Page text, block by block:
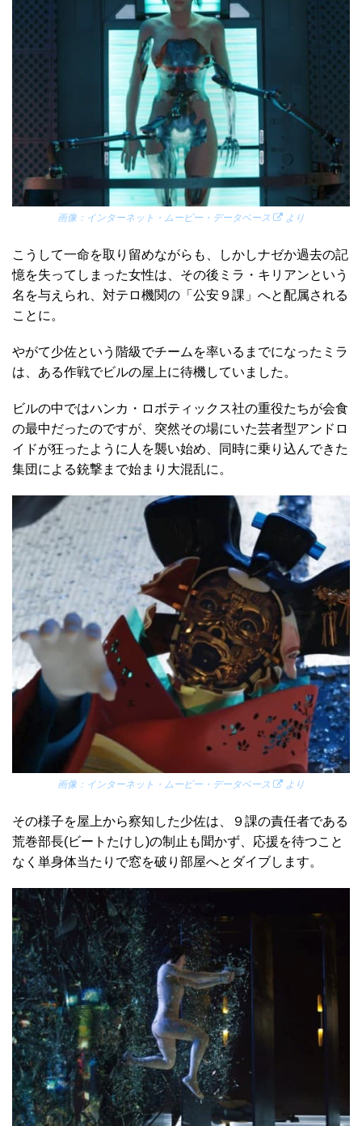
画像： インターネット・ムービー・データベース より
こうして一命を取り留めながらも、しかしナゼか過去の記
憶を失ってしまった女性は、その後ミラ・キリアンという
名を与えられ、対テロ機関の「公安９課」へと配属される
ことに。
やがて少佐という階級でチームを率いるまでになったミラ
は、ある作戦でビルの屋上に待機していました。
ビルの中ではハンカ・ロボティックス社の重役たちが会食
の最中だったのですが、突然その場にいた芸者型アンドロ
イドが狂ったように人を襲い始め、同時に乗り込んできた
集団による銃撃まで始まり大混乱に。
画像： インターネット・ムービー・データベース より
その様子を屋上から察知した少佐は、９課の責任者である
荒巻部長(ビートたけし)の制止も聞かず、応援を待つこと
なく単身体当たりで窓を破り部屋へとダイブします。